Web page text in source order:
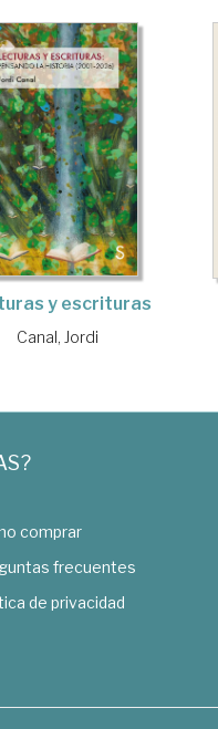
y escrituras
Canal, Jordi
comprar
frecuentes
de privacidad